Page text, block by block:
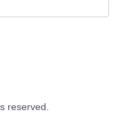
reserved.